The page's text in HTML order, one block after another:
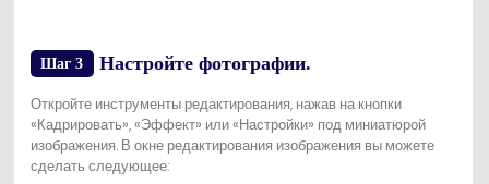
Шаг 3 Настройте фотографии.
Откройте инструменты редактирования, нажав на кнопки
«Кадрировать», «Эффект» или «Настройки» под миниатюрой
изображения. В окне редактирования изображения вы можете
сделать следующее: